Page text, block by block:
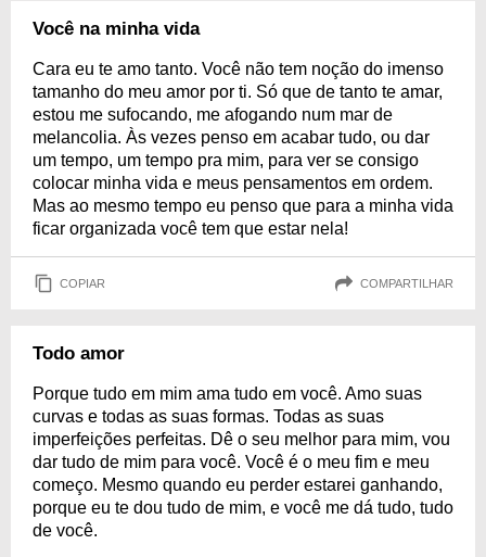
Você na minha vida
Cara eu te amo tanto. Você não tem noção do imenso
tamanho do meu amor por ti. Só que de tanto te amar,
estou me sufocando, me afogando num mar de
melancolia. Às vezes penso em acabar tudo, ou dar
um tempo, um tempo pra mim, para ver se consigo
colocar minha vida e meus pensamentos em ordem.
Mas ao mesmo tempo eu penso que para a minha vida
ficar organizada você tem que estar nela!
COPIAR COMPARTILHAR
Todo amor
Porque tudo em mim ama tudo em você. Amo suas
curvas e todas as suas formas. Todas as suas
imperfeições perfeitas. Dê o seu melhor para mim, vou
dar tudo de mim para você. Você é o meu fim e meu
começo. Mesmo quando eu perder estarei ganhando,
porque eu te dou tudo de mim, e você me dá tudo, tudo
de você.